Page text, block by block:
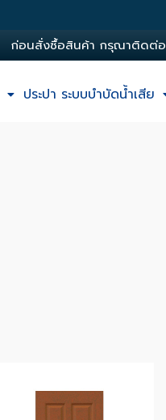
อนสงซอสนคา ก รณาตดตอแ
ประปา ระบบบำบัดน้ำเสีย